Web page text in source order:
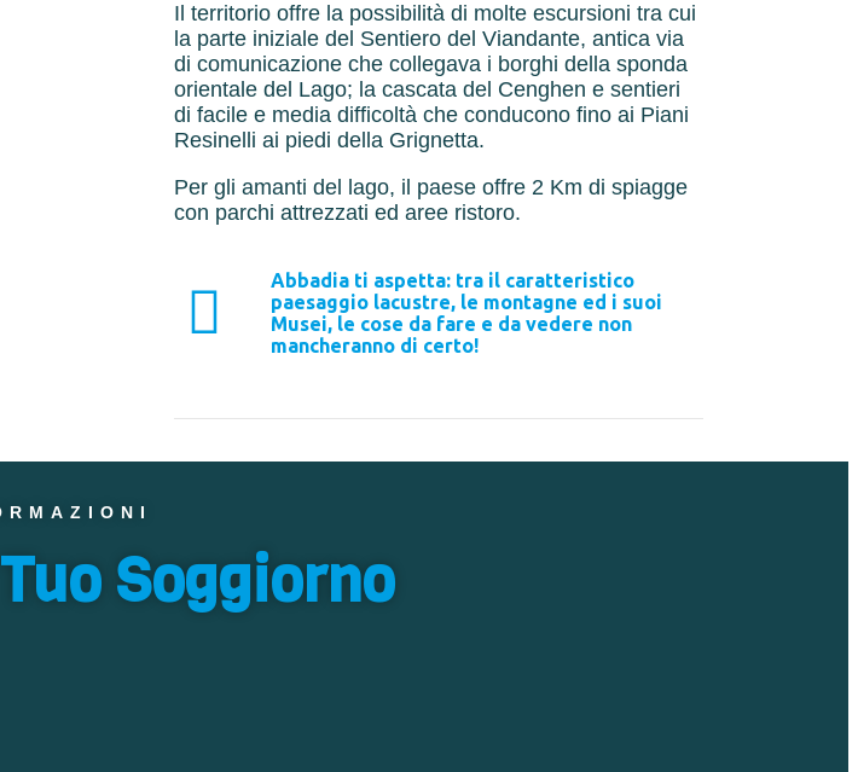
Il territorio offre la possibilità di molte escursioni tra cui
la parte iniziale del Sentiero del Viandante, antica via
di comunicazione che collegava i borghi della sponda
orientale del Lago; la cascata del Cenghen e sentieri
di facile e media difficoltà che conducono fino ai Piani
Resinelli ai piedi della Grignetta.
Per gli amanti del lago, il paese offre 2 Km di spiagge
con parchi attrezzati ed aree ristoro.
Abbadia ti aspetta: tra il caratteristico
paesaggio lacustre, le montagne ed i suoi
Musei, le cose da fare e da vedere non
mancheranno di certo!
Soggiorno